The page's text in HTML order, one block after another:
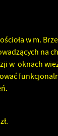
w m.
na
w oknach